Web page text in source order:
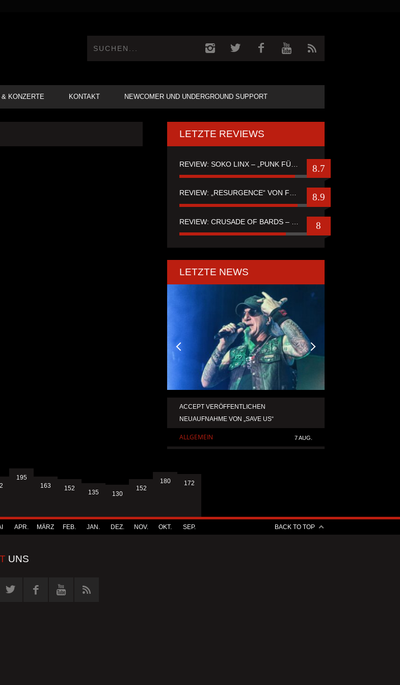
& KONZERTE KONTAKT NEWCOMER UND UNDERGROUND SUPPORT
LETZTE REVIEWS
8.7
REVIEW: „RESURGENCE“ VON FUTURE PALACE 8.9
8
LETZTE NEWS
ACCEPT VERÖFFENTLICHEN
NEUAUFNAHME VON „SAVE US“
ALLGEMEIN 7 AUG.
195
APR.
163
MÄRZ
152
FEB.
135
JAN.
130
DEZ.
152
NOV.
180
OKT.
172
SEP. BACK TO TOP
UNS